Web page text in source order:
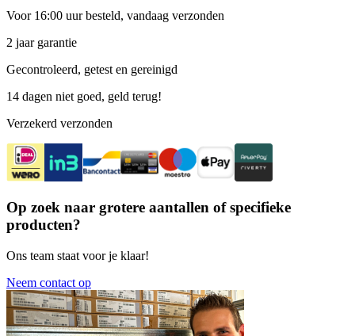
Voor 16:00 uur besteld, vandaag verzonden
2 jaar garantie
Gecontroleerd, getest en gereinigd
14 dagen niet goed, geld terug!
Verzekerd verzonden
Op zoek naar grotere aantallen of specifieke
producten?
Ons team staat voor je klaar!
Neem contact op